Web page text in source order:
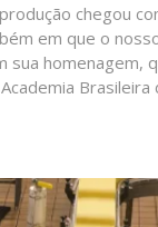
chegou
em que o
sua homenagem,
Brasileira